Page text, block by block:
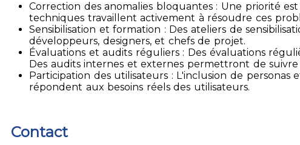
Correction des anomalies bloquantes : Une priorité
techniques travaillent activement à résoudre ces
Sensibilisation et formation : Des ateliers de
développeurs, designers, et chefs de projet.
Évaluations et audits réguliers : Des évaluations
Des audits internes et externes permettront de
Participation des utilisateurs : L'inclusion de
répondent aux besoins réels des utilisateurs.
Contact